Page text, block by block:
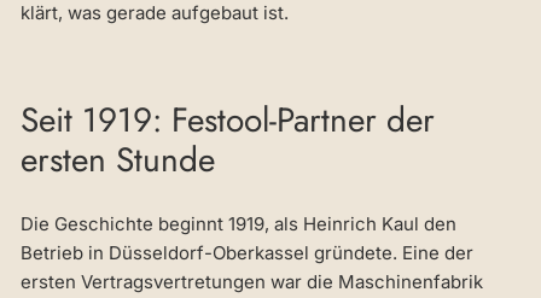
klärt, was gerade aufgebaut ist.
Seit 1919: Festool-Partner der
ersten Stunde
Die Geschichte beginnt 1919, als Heinrich Kaul den
Betrieb in Düsseldorf-Oberkassel gründete. Eine der
ersten Vertragsvertretungen war die Maschinenfabrik